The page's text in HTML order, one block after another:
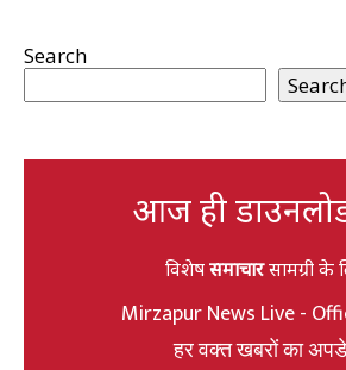
Search
आज ही
विशेषसमाचारसामग्री के
Mirzapur News Live -
हर वक्त खबरों का